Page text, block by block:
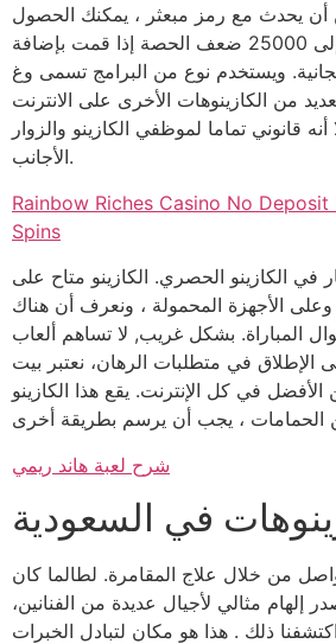
أن يحدث مع رمز مبعثر ، يمكنك الحصول
على مكاسب تصل إلى 25000 ضعف الحصة إذا قمت بإضافة
ويستخدم نوع من البرامج تسمى وغ
من الكازينوهات الأخرى على الانترنت
قانوني تماما لموظفي الكازينو والزوار
الأجانب.
Rainbow Riches Casino No Deposit
Spins
في الكازينو الحصري. الكازينو متاح على
الأجهزة المحمولة ، ونعرف أن هناك
المباراة. بشكل غريب, لا تساهم ألعاب
الإطلاق في متطلبات الرهان، نعتبر بيت
الأفضل في كل الإنترنت. يقع هذا الكازينو
شرح لعبة هاند ريمي
في السعودية
من خلال علاج المقامرة. لطالما كان
إلهام مثالي لأجيال عديدة من الفنانين،
ذلك . هذا هو مكان لتبادل الخبرات